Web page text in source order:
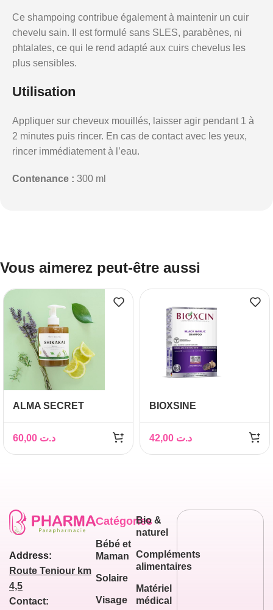
Ce shampoing contribue également à maintenir un cuir
chevelu sain. Il est formulé sans SLES, parabènes, ni
phtalates, ce qui le rend adapté aux cuirs chevelus les
plus sensibles.
Utilisation
Appliquer sur cheveux mouillés, laisser agir pendant 1 à
2 minutes puis rincer. En cas de contact avec les yeux,
rincer immédiatement à l’eau.
Contenance : 300 ml
Vous aimerez peut-être aussi
ALMA SECRET
ANTI-CHUTE &
ANTIPELLICULAIRE
د.ت
BIOXSINE
VEGETAL A L’AIL NOIR
300ML
د.ت
Address:
Route Teniour km
4,5
Contact:
Catégories
Bébé et
Maman
Solaire
Visage
Bio &
naturel
Compléments
alimentaires
Matériel
médical